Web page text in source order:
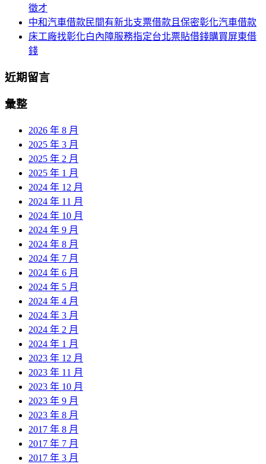
徵才
中和汽車借款民間有新北支票借款且保密彰化汽車借款
床工廠找彰化白內障服務指定台北票貼借錢購買屏東借
錢
近期留言
彙整
2026 年 8 月
2025 年 3 月
2025 年 2 月
2025 年 1 月
2024 年 12 月
2024 年 11 月
2024 年 10 月
2024 年 9 月
2024 年 8 月
2024 年 7 月
2024 年 6 月
2024 年 5 月
2024 年 4 月
2024 年 3 月
2024 年 2 月
2024 年 1 月
2023 年 12 月
2023 年 11 月
2023 年 10 月
2023 年 9 月
2023 年 8 月
2017 年 8 月
2017 年 7 月
2017 年 3 月